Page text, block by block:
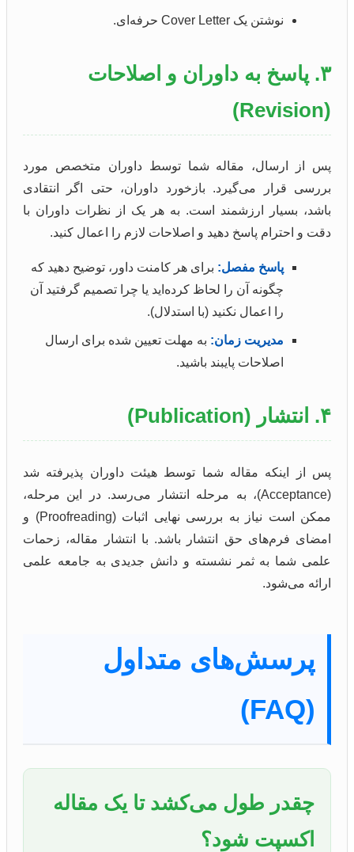
نوشتن یک Cover Letter حرفه‌ای.
۳. پاسخ به داوران و اصلاحات
(Revision)
پس از ارسال، مقاله شما توسط داوران متخصص مورد
بررسی قرار می‌گیرد. بازخورد داوران، حتی اگر انتقادی
باشد، بسیار ارزشمند است. به هر یک از نظرات داوران با
دقت و احترام پاسخ دهید و اصلاحات لازم را اعمال کنید.
پاسخ مفصل: برای هر کامنت داور، توضیح دهید که
چگونه آن را لحاظ کرده‌اید یا چرا تصمیم گرفتید آن
را اعمال نکنید (با استدلال).
مدیریت زمان: به مهلت تعیین شده برای ارسال
اصلاحات پایبند باشید.
۴. انتشار (Publication)
پس از اینکه مقاله شما توسط هیئت داوران پذیرفته شد
(Acceptance)، به مرحله انتشار می‌رسد. در این مرحله،
ممکن است نیاز به بررسی نهایی اثبات (Proofreading) و
امضای فرم‌های حق انتشار باشد. با انتشار مقاله، زحمات
علمی شما به ثمر نشسته و دانش جدیدی به جامعه علمی
ارائه می‌شود.
پرسش‌های متداول
(FAQ)
چقدر طول می‌کشد تا یک مقاله
اکسپت شود؟